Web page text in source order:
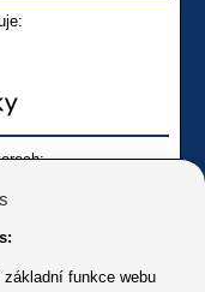
funkce webu